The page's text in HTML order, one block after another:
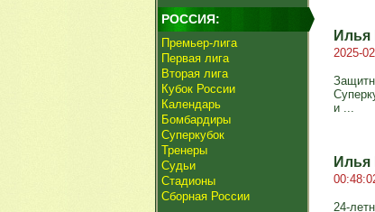
РОССИЯ:
Премьер-лига
Первая лига
Вторая лига
Кубок России
Календарь
Бомбардиры
Суперкубок
Тренеры
Судьи
Стадионы
Сборная России
Илья
2025-
и ...
Илья
24-